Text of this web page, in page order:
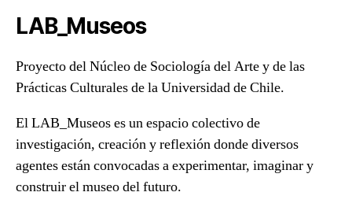
LAB_Museos
Proyecto del Núcleo de Sociología del Arte y de las
Prácticas Culturales de la Universidad de Chile.
El LAB_Museos es un espacio colectivo de
investigación, creación y reflexión donde diversos
agentes están convocadas a experimentar, imaginar y
construir el museo del futuro.